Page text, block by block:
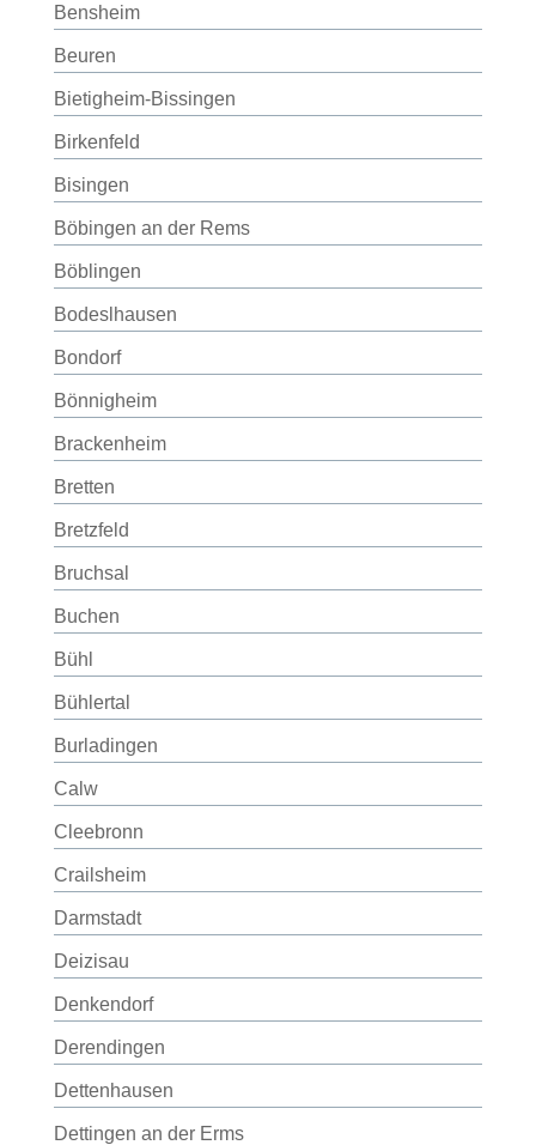
Bensheim
Beuren
Bietigheim-Bissingen
Birkenfeld
Bisingen
Böbingen an der Rems
Böblingen
Bodeslhausen
Bondorf
Bönnigheim
Brackenheim
Bretten
Bretzfeld
Bruchsal
Buchen
Bühl
Bühlertal
Burladingen
Calw
Cleebronn
Crailsheim
Darmstadt
Deizisau
Denkendorf
Derendingen
Dettenhausen
Dettingen an der Erms